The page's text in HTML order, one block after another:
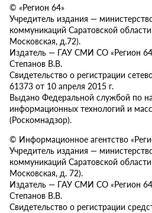
© «Регион 64»
Учредитель издания —
коммуникаций Саратовской
Московская, д.72).
Издатель — ГАУ СМИ СО «Регион
Степанов В.В.
Свидетельство о регистрации
61373 от 10 апреля 2015 г.
Выдано Федеральной службой по
информационных технологий и
(Роскомнадзор).
© Информационное агентство
Учредитель издания —
коммуникаций Саратовской
Московская, д. 72).
Издатель — ГАУ СМИ СО «Регион
Степанов В.В.
Свидетельство о регистрации